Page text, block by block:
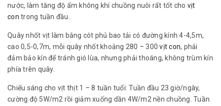
nước, làm tăng độ ẩm không khí chuồng nuôi rất tốt cho vịt
con trong tuần đầu.
Quây nhốt vịt làm bằng cót phủ bao tải có đường kính 4-4,5m,
cao 0,5-0,7m, mỗi quây nhốt khoảng 280 – 300vịt con, phải
đảm bảo kín để tránh gió lùa, nhưng phải thoáng, không trùm kín
phía trên quây.
Chiếu sáng cho vịt thịt 1 – 8 tuần tuổi: Tuần đầu 23 giờ/ngày,
cường độ 5W/m2 rồi giảm xuống dần 4W/m2 nền chuồng. Tuần